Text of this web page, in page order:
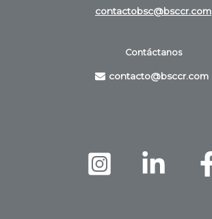
contactobsc@bsccr.com
Contáctanos
contacto@bsccr.com